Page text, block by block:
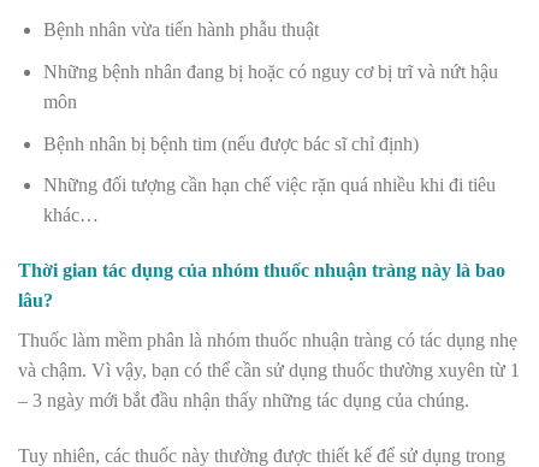
Bệnh nhân vừa tiến hành phẫu thuật
Những bệnh nhân đang bị hoặc có nguy cơ bị trĩ và nứt hậu
môn
Bệnh nhân bị bệnh tim (nếu được bác sĩ chỉ định)
Những đối tượng cần hạn chế việc rặn quá nhiều khi đi tiêu
khác…
Thời gian tác dụng của nhóm thuốc nhuận tràng này là bao
lâu?
Thuốc làm mềm phân là nhóm thuốc nhuận tràng có tác dụng nhẹ
và chậm. Vì vậy, bạn có thể cần sử dụng thuốc thường xuyên từ 1
– 3 ngày mới bắt đầu nhận thấy những tác dụng của chúng.
Tuy nhiên, các thuốc này thường được thiết kế để sử dụng trong